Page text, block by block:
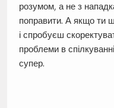
розумом, а не з
поправити. А якщо ти
і спробуєш
проблеми в
супер.